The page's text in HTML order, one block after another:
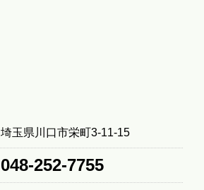
埼玉県川口市栄町3-11-15
048-252-7755